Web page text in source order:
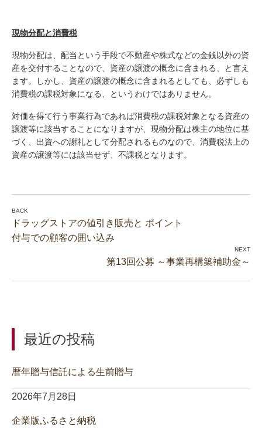
現物分配と消費税
現物分配は、配当という手段で不動産や株式などの金銭以外の資
産を交付することなので、資産の譲渡の概念に含まれる、と言え
ます。しかし、資産の譲渡の概念に含まれるとしても、必ずしも
消費税の課税対象になる、というわけではありません。
対価を得て行う事業行為であれば消費税の課税対象となる資産の
譲渡等に該当することになりますが、現物分配は株主の地位に基
づく、出資への謝礼として分配されるものなので、消費税法上の
資産の譲渡等には該当せず、不課税となります。
ドラッグストアの値引き販売と ポイント
付与での顧客の囲い込み
第13回公募 ～事業再構築補助金～
最近の投稿
暦年贈与信託による生前贈与
2026年7月28日
企業版ふるさと納税